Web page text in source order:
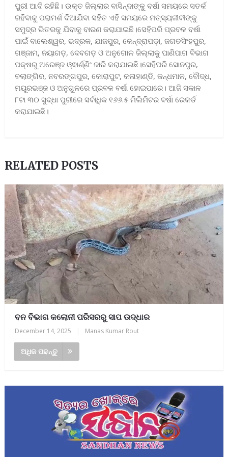
ପୁରୀ ଆଦି ରହିଛି। ଉକ୍ତ ଜିଲ୍ଲାର ବାସିନ୍ଦାଙ୍କୁ ବର୍ଷା ସମୟରେ ସତର୍କ
ରହିବାକୁ ପରାମର୍ଶ ଦିଆଯିବା ସହିତ ଏହି ସମୟରେ ମତ୍ସ୍ୟଜୀବୀଙ୍କୁ
ସମୁଦ୍ର ଭିତରକୁ ଯିବାକୁ ବାରଣ କରାଯାଇଛି।ସେହିପରି ପ୍ରବଳ ବର୍ଷା
ପାଇଁ ବାଲେଶ୍ୱର, ଭଦ୍ରକ, ଯାଜପୁର, କେନ୍ଦ୍ରାପଡ଼ା, ଜଗତସିଂହପୁର,
ଗଞ୍ଜାମ, ନୟାଗଡ଼, ଦେବଗଡ଼ ଓ ଅନୁଗୋଳ ଜିଲ୍ଲାକୁ ପାଣିପାଗ ବିଭାଗ
ପକ୍ଷରୁ ଅରେଞ୍ଜ ଓ୍ଵାର୍ଣ୍ଣିଂ ଜାରି କରାଯାଇଛି।ସେହିପରି ସୋନପୁର,
ବଲାଙ୍ଗିର, ନବରଙ୍ଗପୁର, କୋରାପୁଟ, କଳାହାଣ୍ଡି, କନ୍ଧମାଳ, ବୌଦ୍ଧ,
ମୟୂରଭଞ୍ଜ ଓ ଅନୁଗୁଳରେ ପ୍ରବଳ ବର୍ଷା ହୋଇପାରେ। ଆଜି ସକାଳ
୮ଟା ୩୦ ସୁଦ୍ଧା ପୁରୀରେ ସର୍ବାଧିକ ୧୬୬.୫ ମିଲିମିଟର ବର୍ଷା ରେକର୍ଡ
କରାଯାଇଛି।
RELATED POSTS
ବନ ବିଭାଗ କଲୋନୀ ପରିସରରୁ ସାପ ଉଦ୍ଧାର
December 14, 2025 Manas Kumar Rout
ଅଧିକ ପଢନ୍ତୁ